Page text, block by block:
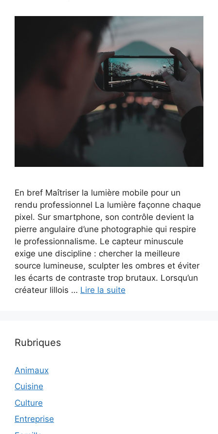
En bref Maîtriser la lumière mobile pour un
rendu professionnel La lumière façonne chaque
pixel. Sur smartphone, son contrôle devient la
pierre angulaire d’une photographie qui respire
le professionnalisme. Le capteur minuscule
exige une discipline : chercher la meilleure
source lumineuse, sculpter les ombres et éviter
les écarts de contraste trop brutaux. Lorsqu’un
créateur lillois … Lire la suite
Rubriques
Animaux
Cuisine
Culture
Entreprise